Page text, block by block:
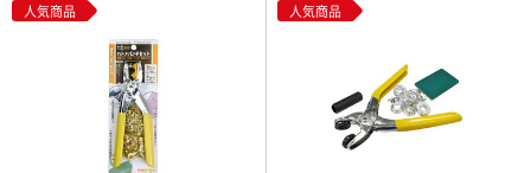
人気商品 人気商品